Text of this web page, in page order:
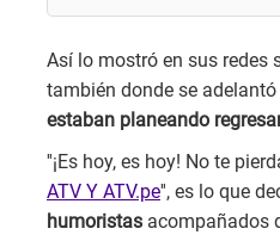
Así lo mostró en sus redes
también donde se
estaban planeando
''¡Es hoy, es hoy! No te
ATV Y ATV.pe'', es lo que
humoristas acompañados